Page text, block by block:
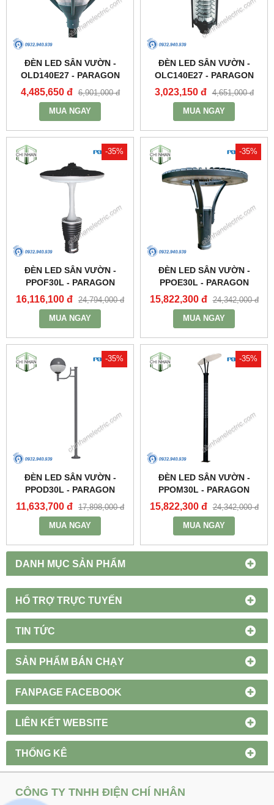
DANH MỤC SẢN PHẨM
HỔ TRỢ TRỰC TUYẾN
TIN TỨC
SẢN PHẨM BÁN CHẠY
FANPAGE FACEBOOK
LIÊN KẾT WEBSITE
THỐNG KÊ
ĐÈN LED SÂN VƯỜN -
OLD140E27 - PARAGON
4,485,650 đ 6,901,000 đ
MUA NGAY
ĐÈN LED SÂN VƯỜN -
OLC140E27 - PARAGON
3,023,150 đ 4,651,000 đ
MUA NGAY
-35%
ĐÈN LED SÂN VƯỜN -
PPOF30L - PARAGON
16,116,100 đ 24,794,000 đ
MUA NGAY
-35%
ĐÈN LED SÂN VƯỜN -
PPOE30L - PARAGON
15,822,300 đ 24,342,000 đ
MUA NGAY
-35%
ĐÈN LED SÂN VƯỜN -
PPOD30L - PARAGON
11,633,700 đ 17,898,000 đ
MUA NGAY
-35%
ĐÈN LED SÂN VƯỜN -
PPOM30L - PARAGON
15,822,300 đ 24,342,000 đ
MUA NGAY
CÔNG TY TNHH ĐIỆN CHÍ NHÂN